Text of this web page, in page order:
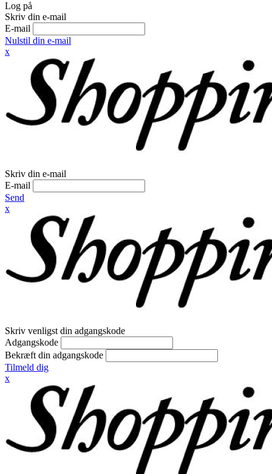
Log på
Skriv din e-mail
E-mail
Nulstil din e-mail
x
Skriv din e-mail
E-mail
Send
x
Skriv venligst din adgangskode
Adgangskode
Bekræft din adgangskode
Tilmeld dig
x